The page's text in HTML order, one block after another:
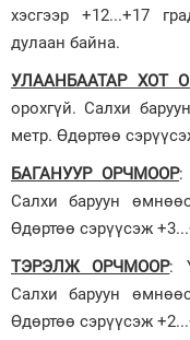
хэсгээр +12...+17
дулаан байна.
УЛААНБААТАР ХОТ
орохгүй. Салхи
метр. Өдөртөө
БАГАНУУР ОРЧМООР:
Салхи баруун
Өдөртөө сэрүүсэж
ТЭРЭЛЖ ОРЧМООР:
Салхи баруун
Өдөртөө сэрүүсэж